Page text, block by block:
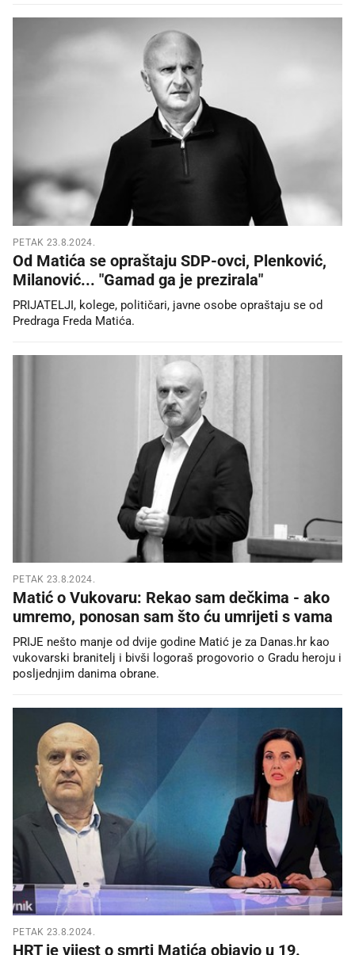
PETAK 23.8.2024.
Od Matića se opraštaju SDP-ovci, Plenković,
Milanović... "Gamad ga je prezirala"
PRIJATELJI, kolege, političari, javne osobe opraštaju se od
Predraga Freda Matića.
PETAK 23.8.2024.
Matić o Vukovaru: Rekao sam dečkima - ako
umremo, ponosan sam što ću umrijeti s vama
PRIJE nešto manje od dvije godine Matić je za Danas.hr kao
vukovarski branitelj i bivši logoraš progovorio o Gradu heroju i
posljednjim danima obrane.
PETAK 23.8.2024.
HRT je vijest o smrti Matića objavio u 19.